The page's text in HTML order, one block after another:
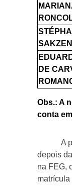
DE
Obs.: A
conta
A
depois
na FEG,